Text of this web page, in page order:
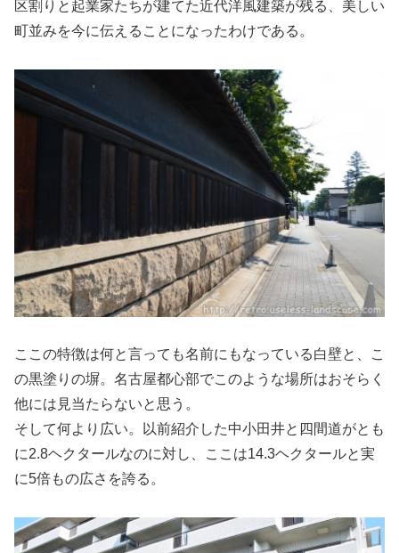
区割りと起業家たちが建てた近代洋風建築が残る、美しい
町並みを今に伝えることになったわけである。
ここの特徴は何と言っても名前にもなっている白壁と、こ
の黒塗りの塀。名古屋都心部でこのような場所はおそらく
他には見当たらないと思う。
そして何より広い。以前紹介した中小田井と四間道がとも
に2.8ヘクタールなのに対し、ここは14.3ヘクタールと実
に5倍もの広さを誇る。